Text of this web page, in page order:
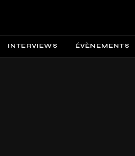
INTERVIEWS ÉVÈNEMENTS